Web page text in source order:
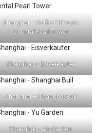
Shanghai – Selfie Girl vorm
Oriental Pearl Tower
Shanghai – Eisverkäufer
Shanghai – Shanghai Bull
Shanghai – Yu Garden